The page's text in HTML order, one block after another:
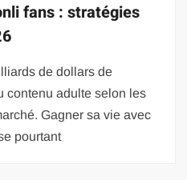
fans : stratégies
de dollars de
contenu adulte selon les
Gagner sa vie avec
pourtant